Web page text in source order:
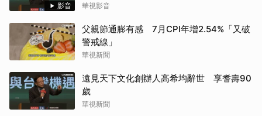
影音 華視影音
父親節通膨有感 7月CPI年增2.54%「又破
警戒線」
華視新聞
遠見天下文化創辦人高希均辭世 享耆壽90
歲
華視新聞